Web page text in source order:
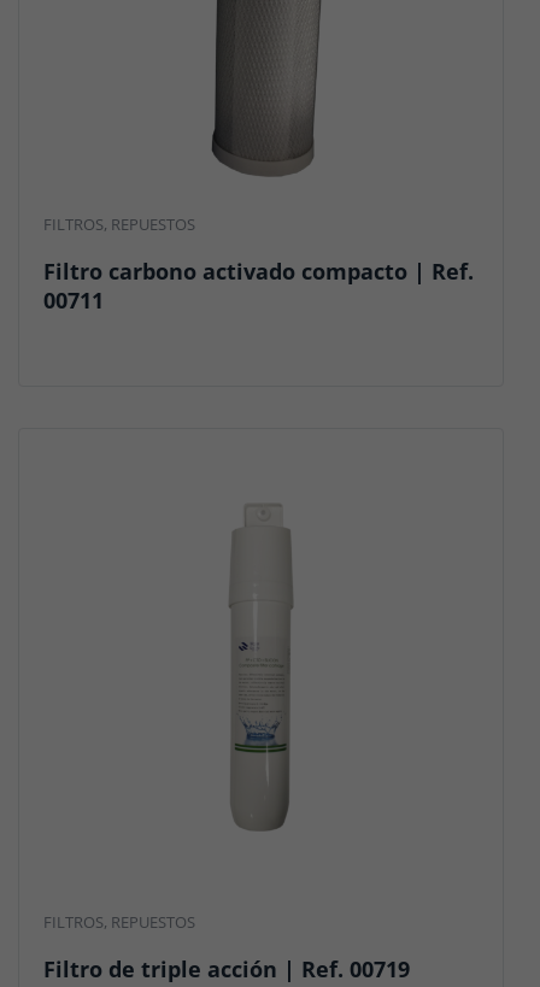
FILTROS, REPUESTOS
Filtro carbono activado compacto | Ref.
00711
FILTROS, REPUESTOS
Filtro de triple acción | Ref. 00719